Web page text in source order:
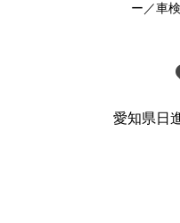
ー／車
愛知県日